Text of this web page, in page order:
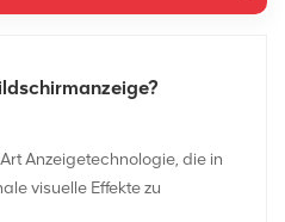
Anzeigetechnologie, die in
visuelle Effekte zu